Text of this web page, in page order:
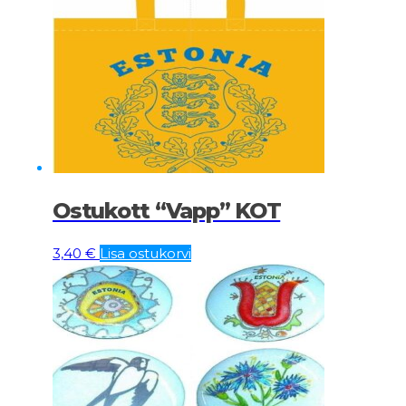
Ostukott “Vapp” KOT
3,40 € Lisa ostukorvi